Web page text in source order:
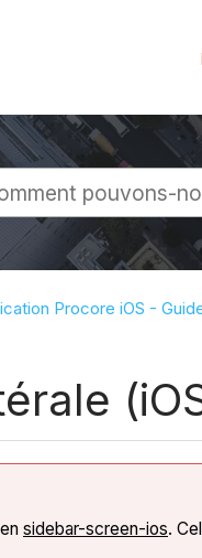
globale
Procore iOS -
sidebar-screen-ios.